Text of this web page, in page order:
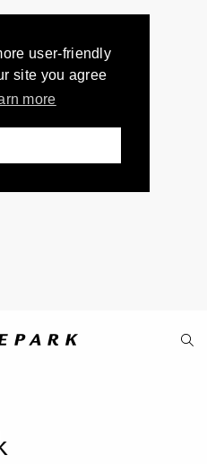
user-friendly
site you agree
more